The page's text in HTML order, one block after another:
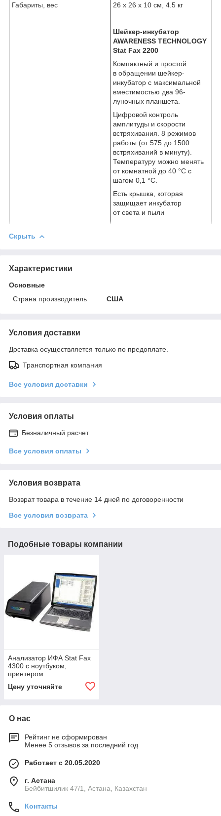
Габариты, вес 26 х 26 х 10 см, 4.5 кг
Шейкер-инкубатор
AWARENESS TECHNOLOGY
Stat Fax 2200
Компактный и простой
в обращении шейкер-
инкубатор с максимальной
вместимостью два 96-
луночных планшета.
Цифровой контроль
амплитуды и скорости
встряхивания. 8 режимов
работы (от 575 до 1500
встряхиваний в минуту).
Температуру можно менять
от комнатной до 40 °C с
шагом 0,1 °C.
Есть крышка, которая
защищает инкубатор
от света и пыли
Скрыть
Характеристики
Основные
Страна производитель
США
Условия доставки
Доставка осуществляется только по предоплате.
Транспортная компания
Все условия доставки
Условия оплаты
Безналичный расчет
Все условия оплаты
Условия возврата
Возврат товара в течение 14 дней по договоренности
Все условия возврата
Подобные товары компании
Анализатор ИФА Stat Fax
4300 с ноутбуком,
принтером
Цену уточняйте
О нас
Рейтинг не сформирован
Менее 5 отзывов за последний год
Работает с 20.05.2020
г. Астана
Бейбитшилик 47/1, Астана, Казахстан
Контакты